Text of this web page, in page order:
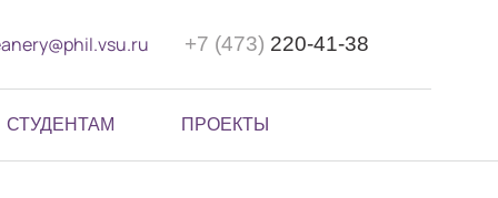
+7 (473) 220-41-38
СТУДЕНТАМ ПРОЕКТЫ